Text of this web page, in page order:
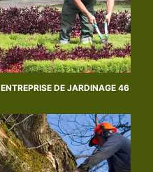
ENTREPRISE DE JARDINAGE 46